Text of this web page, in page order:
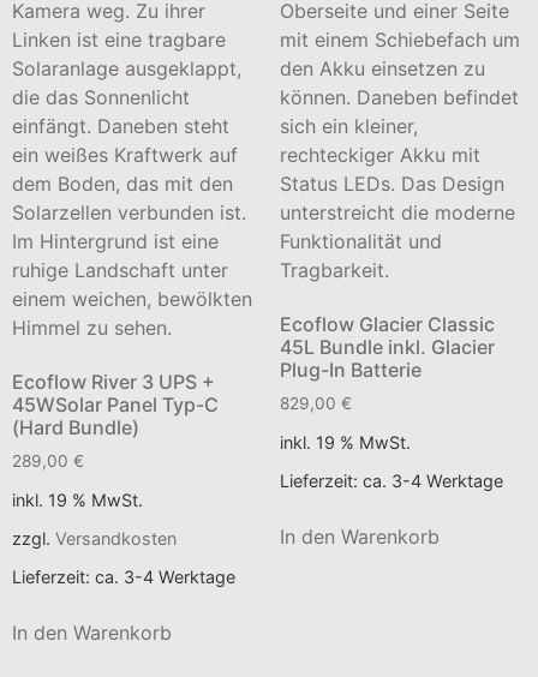
Ecoflow River 3 UPS +
45WSolar Panel Typ-C
(Hard Bundle)
289,00 €
inkl. 19 % MwSt.
zzgl. Versandkosten
Lieferzeit: ca. 3-4 Werktage
In den Warenkorb
Ecoflow Glacier Classic
45L Bundle inkl. Glacier
Plug-In Batterie
829,00 €
inkl. 19 % MwSt.
Lieferzeit: ca. 3-4 Werktage
In den Warenkorb